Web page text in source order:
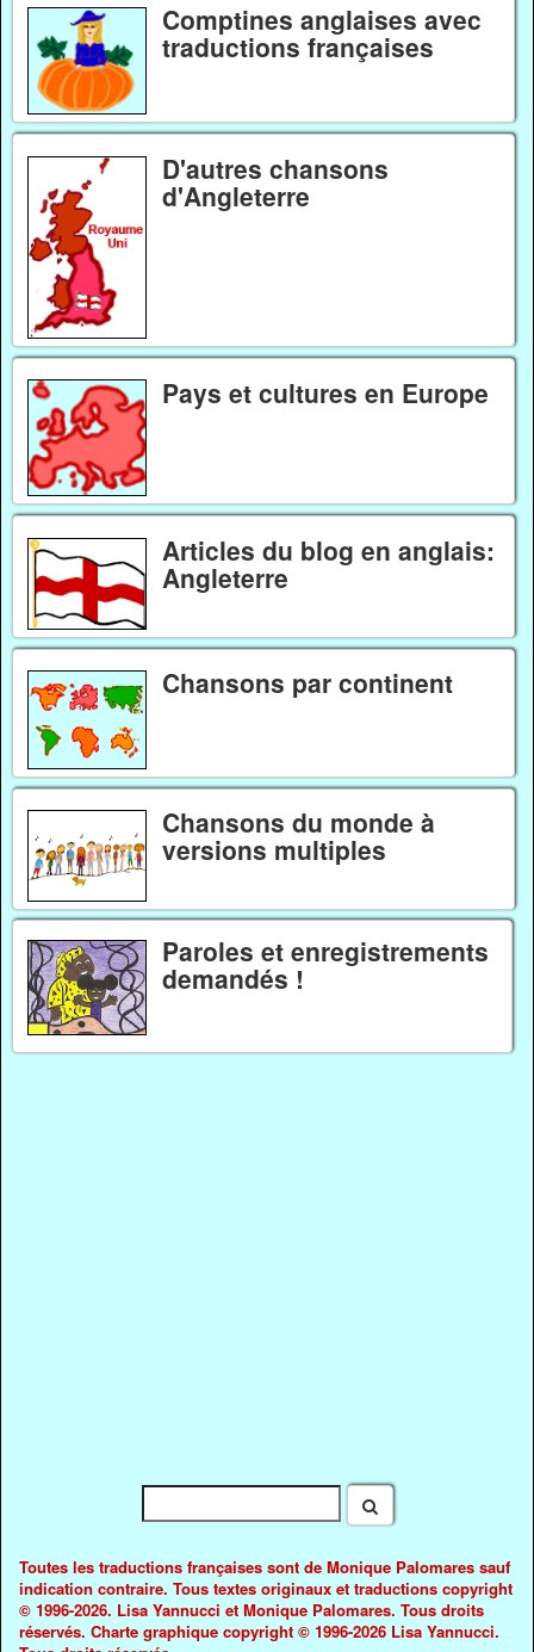
Comptines anglaises avec
traductions françaises
D'autres chansons
d'Angleterre
Pays et cultures en Europe
Articles du blog en anglais:
Angleterre
Chansons par continent
Chansons du monde à
versions multiples
Paroles et enregistrements
demandés !
Toutes les traductions françaises sont de Monique Palomares sauf
indication contraire. Tous textes originaux et traductions copyright
© 1996-2026. Lisa Yannucci et Monique Palomares. Tous droits
réservés. Charte graphique copyright © 1996-2026 Lisa Yannucci.